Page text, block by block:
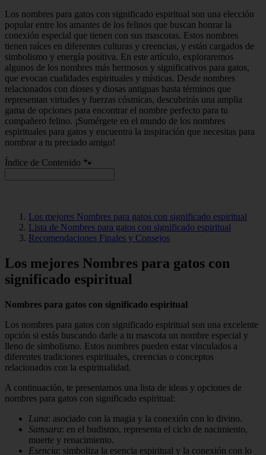
Los nombres para gatos con significado espiritual son una elección
popular entre los amantes de los felinos que buscan honrar la
conexión especial que tienen con sus mascotas. Estos nombres
tienen raíces en diferentes culturas y creencias, y están cargados de
simbolismo y energía positiva. En este artículo, exploraremos
algunos de los nombres más hermosos y significativos para gatos,
que evocan cualidades espirituales y místicas. Desde nombres
relacionados con dioses y diosas antiguas hasta términos que
representan virtudes y fuerzas cósmicas, descubrirás una amplia
gama de opciones para encontrar el nombre perfecto para tu
compañero felino. ¡Sumérgete en el mundo de los nombres
espirituales para gatos y encuentra la inspiración que necesitas para
nombrar a tu preciado amigo!
Índice de Contenido 🐾
Los mejores Nombres para gatos con significado espiritual
Lista de Nombres para gatos con significado espiritual
Recomendaciones Finales y Consejos
Los mejores Nombres para gatos con
significado espiritual
Nombres para gatos con significado espiritual
Los nombres para gatos con significado espiritual son una excelente
opción si estás buscando darle a tu mascota un nombre especial y
lleno de simbolismo. Estos nombres pueden estar vinculados a
diferentes tradiciones espirituales, creencias o conceptos
relacionados con la espiritualidad.
A continuación, te presentamos una lista de ideas y opciones de
nombres para gatos con significado espiritual:
Luna: asociado con la magia y la conexión con lo divino.
Samsara: en el budismo, representa el ciclo de nacimiento,
muerte y renacimiento.
Esencia: simboliza la esencia espiritual y la conexión con lo